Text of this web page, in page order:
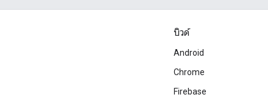
บิวด์
Android
Chrome
Firebase